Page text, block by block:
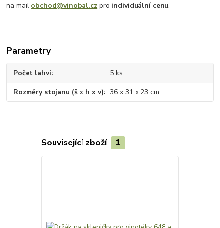
na mail obchod@vinobal.cz pro individuální cenu.
Parametry
Počet lahví 5 ks
Rozměry stojanu (š x h x v) 36 x 31 x 23 cm
Související zboží 1